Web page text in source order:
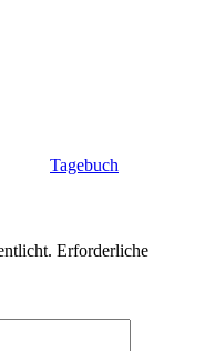
Tagebuch
Erforderliche